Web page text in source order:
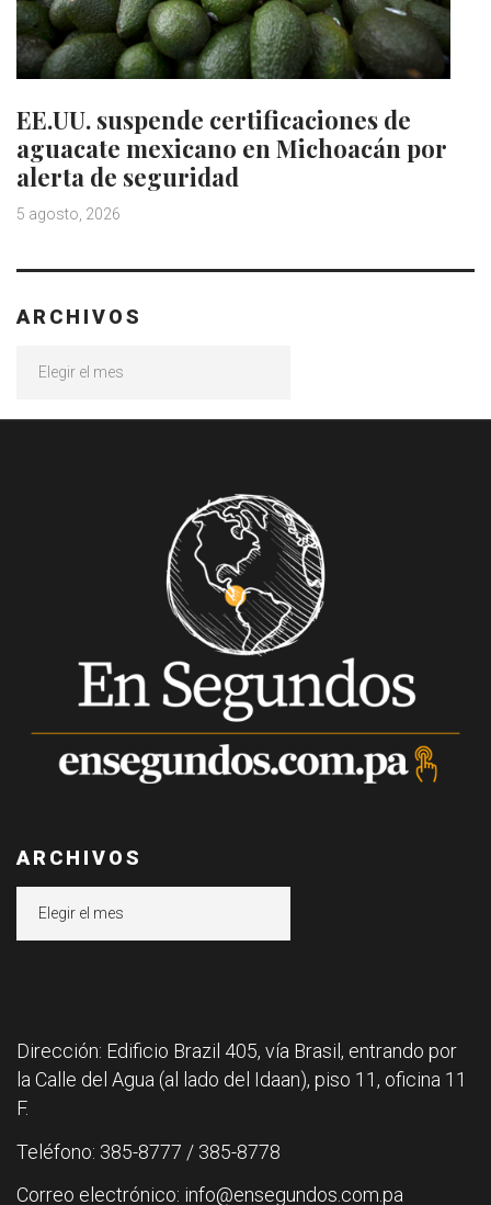
EE.UU. suspende certificaciones de
aguacate mexicano en Michoacán por
alerta de seguridad
5 agosto, 2026
ARCHIVOS
ARCHIVOS
Dirección: Edificio Brazil 405, vía Brasil, entrando por
la Calle del Agua (al lado del Idaan), piso 11, oficina 11
F.
Teléfono: 385-8777 / 385-8778
Correo electrónico: info@ensegundos.com.pa